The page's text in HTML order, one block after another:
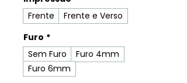
Frente
Frente e Verso
Furo *
Sem Furo
Furo 4mm
Furo 6mm